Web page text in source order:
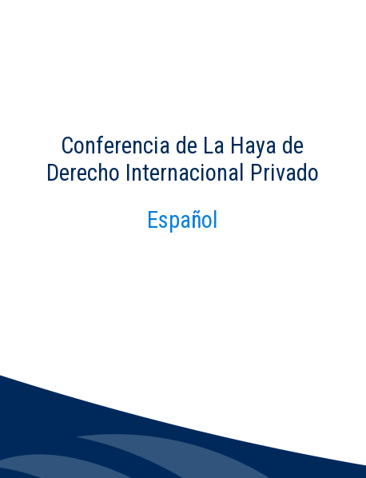
Conferencia de La Haya de
Derecho Internacional Privado
Español